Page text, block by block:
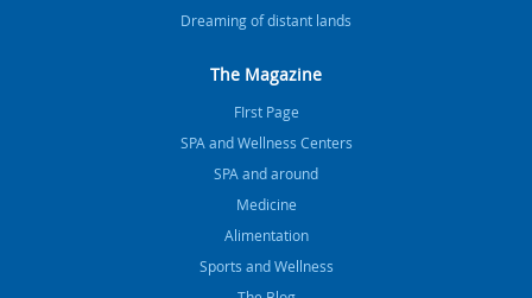
Dreaming of distant lands
The Magazine
FIrst Page
SPA and Wellness Centers
SPA and around
Medicine
Alimentation
Sports and Wellness